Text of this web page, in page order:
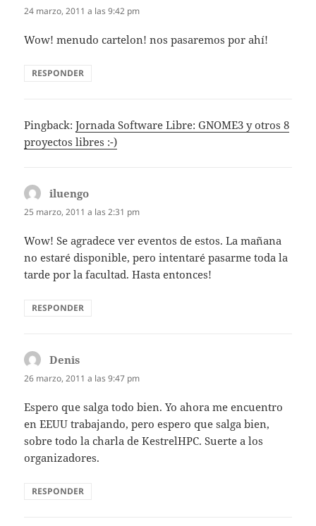
24 marzo, 2011 a las 9:42 pm
Wow! menudo cartelon! nos pasaremos por ahí!
RESPONDER
Pingback:Jornada Software Libre: GNOME3 y otros 8
proyectos libres :-)
iluengo
25 marzo, 2011 a las 2:31 pm
Wow! Se agradece ver eventos de estos. La mañana
no estaré disponible, pero intentaré pasarme toda la
tarde por la facultad. Hasta entonces!
RESPONDER
Denis
26 marzo, 2011 a las 9:47 pm
Espero que salga todo bien. Yo ahora me encuentro
en EEUU trabajando, pero espero que salga bien,
sobre todo la charla de KestrelHPC. Suerte a los
organizadores.
RESPONDER